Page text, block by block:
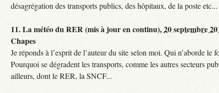
désagrégation des transports publics, des hôpitaux, de la poste etc...
11.La météo du RER (mis à jour en continu),20 septembre
Chapes
Je réponds à l’esprit de l’auteur du site selon moi. Qui n’aborde le
Pourquoi se dégradent les transports, comme les autres secteurs
ailleurs, dont le RER, la SNCF...